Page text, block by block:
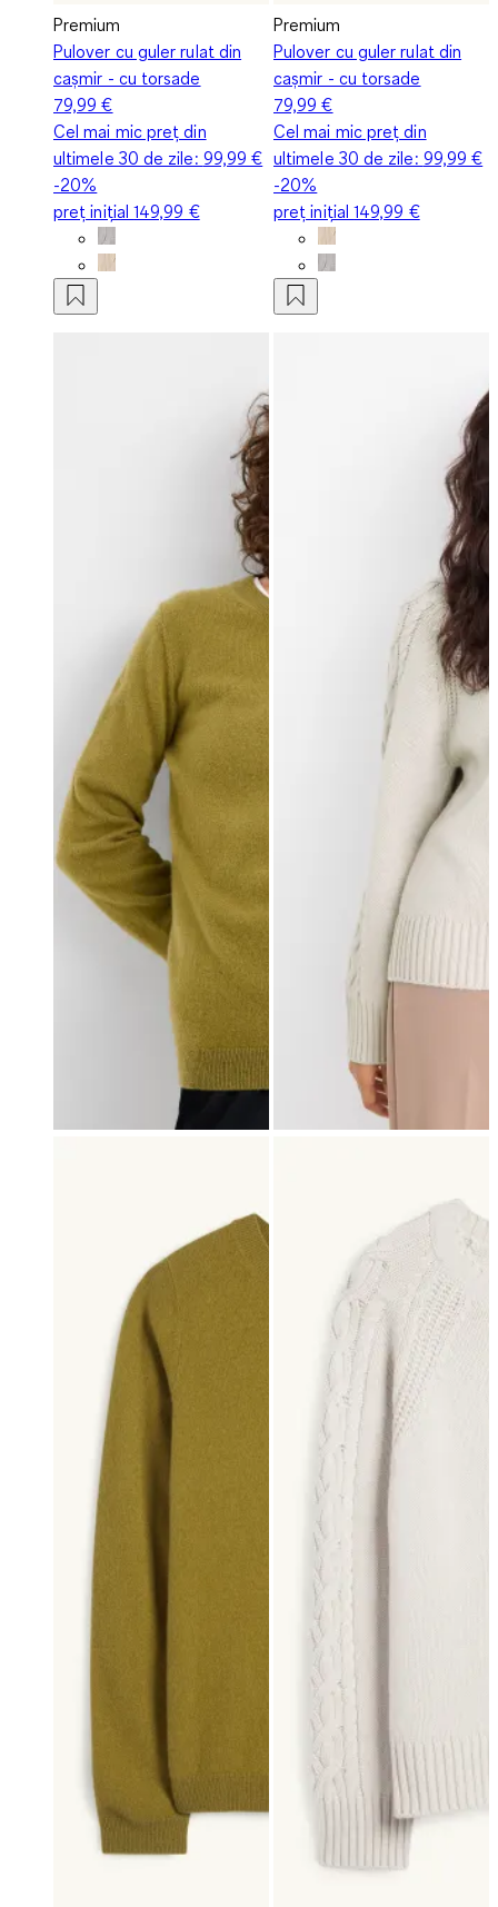
Premium
Pulover cu guler rulat din
cașmir - cu torsade
79,99 €
Cel mai mic preț din
ultimele 30 de zile: 99,99 €
-20%
preț inițial149,99 €
Premium
Pulover cu guler rulat din
cașmir - cu torsade
79,99 €
Cel mai mic preț din
ultimele 30 de zile: 99,99 €
-20%
preț inițial149,99 €